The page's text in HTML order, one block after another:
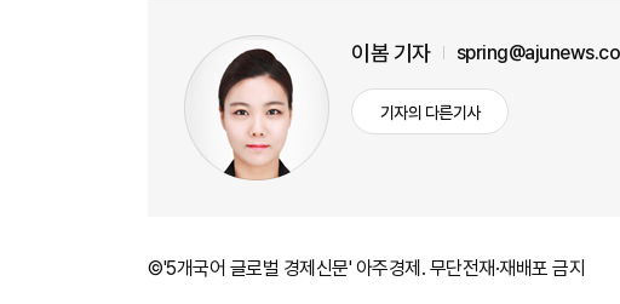
이봄 기자
기자의 다른기사
©'5개국어 글로벌 경제신문' 아주경제. 무단전재·재배포 금지